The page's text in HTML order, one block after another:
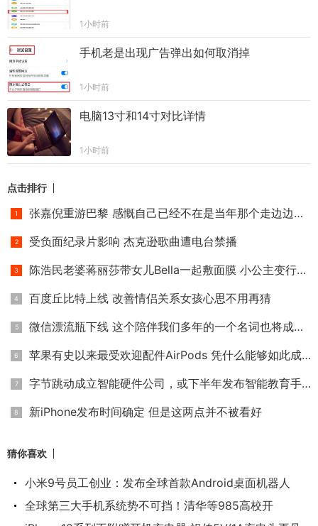
1小时前
手机老是出现广告弹出如何取消掉
1小时前
电脑13寸和14寸对比详情
1小时前
点击排行
张嘉倪重游巴黎 感慨自己已经不在是当年那个走边边的小小姑娘
受负面纪录片影响 杰克逊歌曲遭电台禁播
陈浩民老婆蒋丽莎带女儿Bella一起敷面膜 小公主变行走的表情包
百度丘比特上线 改善情侣关系女孩心思不用再猜
微信漂流瓶下线 这个陪伴我们多年的一个名词也将成为历史
苹果有史以来最受欢迎配件AirPods 凭什么能够如此成功？
字节跳动成立智能硬件公司，或下半年发布智能教育手机
新iPhone发布时间确定 但是这两点并不被看好
猜你喜欢
小米9号员工创业：发布全球首款Android桌面机器人
全球第三大手机系统势不可挡！清华等985高校开